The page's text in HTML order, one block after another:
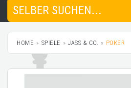
SELBER SUCHEN...
HOME SPIELE JASS & CO. POKER